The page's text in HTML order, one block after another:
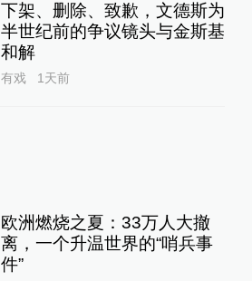
下架、删除、致歉，文德斯为
半世纪前的争议镜头与金斯基
和解
有戏 1天前
欧洲燃烧之夏：33万人大撤
离，一个升温世界的“哨兵事
件”